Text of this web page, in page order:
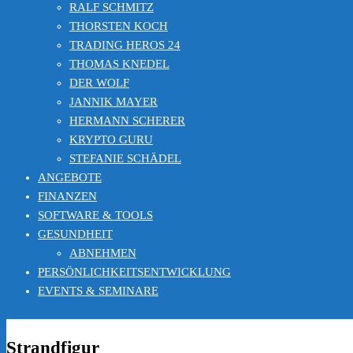
RALF SCHMITZ
THORSTEN KOCH
TRADING HEROS 24
THOMAS KNEDEL
DER WOLF
JANNIK MAYER
HERMANN SCHERER
KRYPTO GURU
STEFANIE SCHÄDEL
ANGEBOTE
FINANZEN
SOFTWARE & TOOLS
GESUNDHEIT
ABNEHMEN
PERSÖNLICHKEITSENTWICKLUNG
EVENTS & SEMINARE
Strandfigur